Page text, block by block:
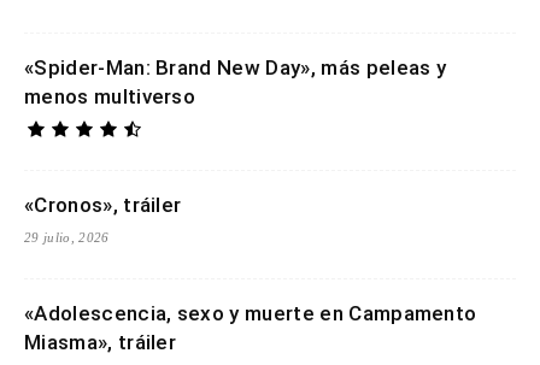
«Spider-Man: Brand New Day», más peleas y
menos multiverso
«Cronos», tráiler
29 julio, 2026
«Adolescencia, sexo y muerte en Campamento
Miasma», tráiler